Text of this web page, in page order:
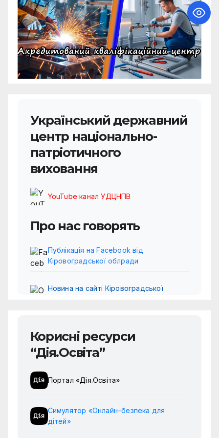
Український державний
центр національно-
патріотичного
виховання
YouTube канал УДЦНПВ
Про нас говорять
Публікація на Facebook від
Кіровоградської облради
Новина на сайті Кіровоградської
сантехнічній освіті»
конкурсі зварників Gold Cup Linde 2025
професіях та тренінг для кар’єрних
консультантів
Корисні ресурси
“Дія.Освіта”
Портал «Дія.Освіта»
Симулятор «Онлайн-безпека для
дітей»